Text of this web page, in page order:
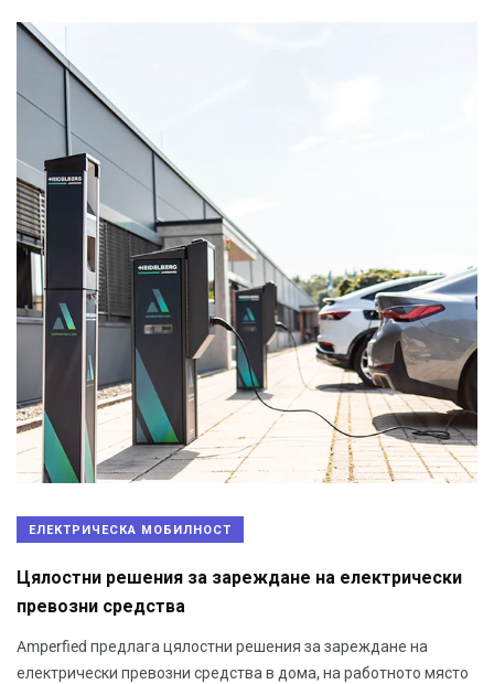
ЕЛЕКТРИЧЕСКА МОБИЛНОСТ
Цялостни решения за зареждане на електрически
превозни средства
Amperfied предлага цялостни решения за зареждане на
електрически превозни средства в дома, на работното място